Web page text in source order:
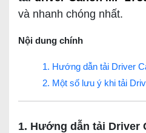
và nhanh chóng nhất.
Nội dung chính
1. Hướng dẫn tải Driver
2. Một số lưu ý khi tải
1. Hướng dẫn tải Driver